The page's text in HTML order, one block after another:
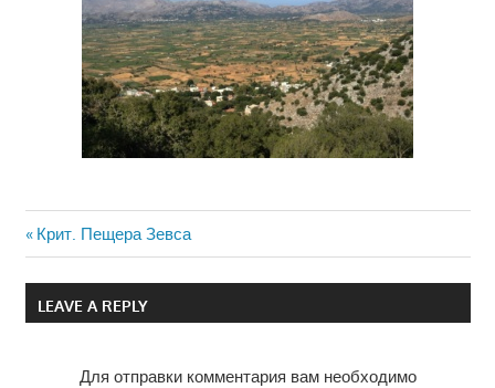
Навигация
по
Previous
Post:
Крит. Пещера Зевса
LEAVE A REPLY
Для отправки комментария вам необходимо